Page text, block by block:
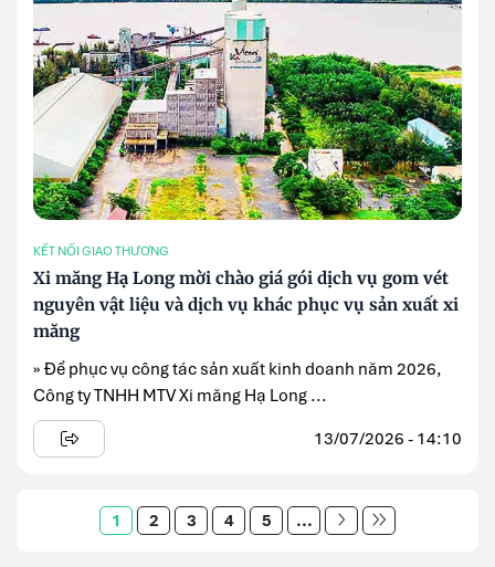
KẾT NỐI GIAO THƯƠNG
Xi măng Hạ Long mời chào giá gói dịch vụ gom vét
nguyên vật liệu và dịch vụ khác phục vụ sản xuất xi
măng
» Để phục vụ công tác sản xuất kinh doanh năm 2026,
Công ty TNHH MTV Xi măng Hạ Long ...
13/07/2026 - 14:10
1 2 3 4 5 ...